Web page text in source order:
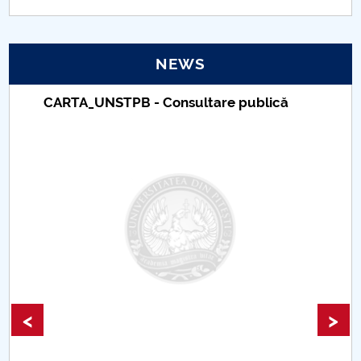
Proiect SU-ETIC
UPIT for the community
IOSUD/CSUD – PhD studies
Comisie de etica unversitară
Evenimente CUP
NEWS
CARTA_UNSTPB - Consultare publică
< >